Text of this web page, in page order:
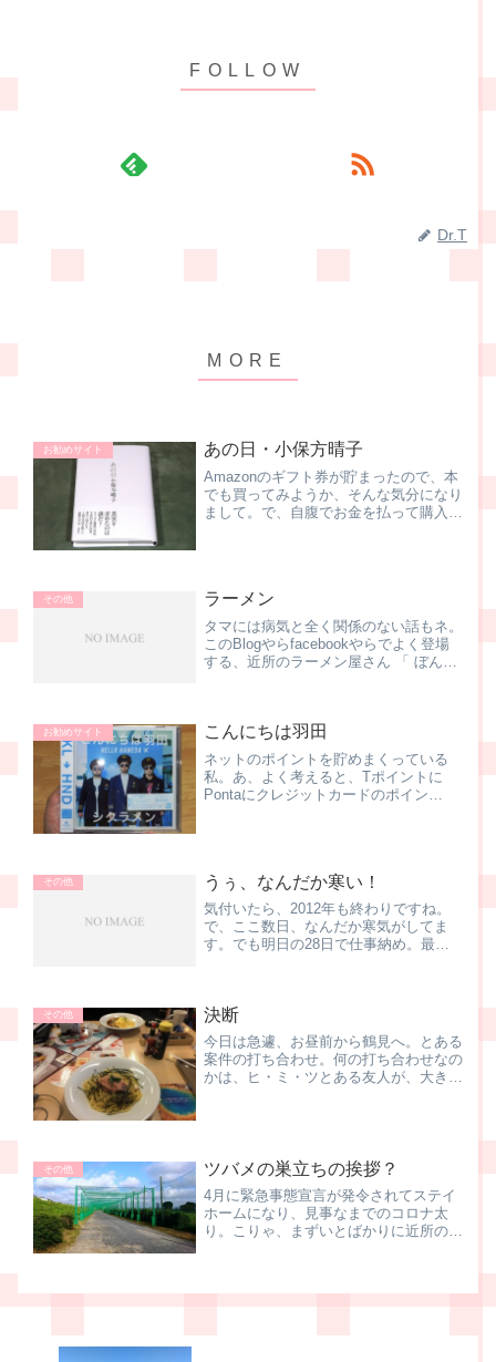
Dr.T
お勧めサイト あの日・小保方晴子
Amazonのギフト券が貯まったので、本
でも買ってみようか、そんな気分になり
まして。で、自腹でお金を払って購入す
その他 ラーメン
タマには病気と全く関係のない話もネ。
このBlogやらfacebookやらでよく登場
する、近所のラーメン屋さん 「 ぼんく
ですが、...
お勧めサイト こんにちは羽田
ネットのポイントを貯めまくっている
私。あ、よく考えると、Tポイントに
Pontaにクレジットカードのポイン
その他 うぅ、なんだか寒い！
気付いたら、2012年も終わりですね。
で、ここ数日、なんだか寒気がしてま
す。でも明日の28日で仕事納め。最終
は多摩天気だから、アチラ...
その他 決断
今日は急遽、お昼前から鶴見へ。とある
案件の打ち合わせ。何の打ち合わせなの
かは、ヒ・ミ・ツとある友人が、大きな
その他 ツバメの巣立ちの挨拶？
4月に緊急事態宣言が発令されてステイ
ホームになり、見事なまでのコロナ太
り。こりゃ、まずいとばかりに近所の河